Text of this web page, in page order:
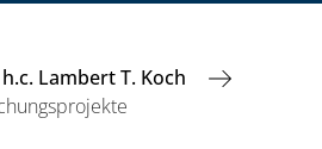
Lambert T. Koch